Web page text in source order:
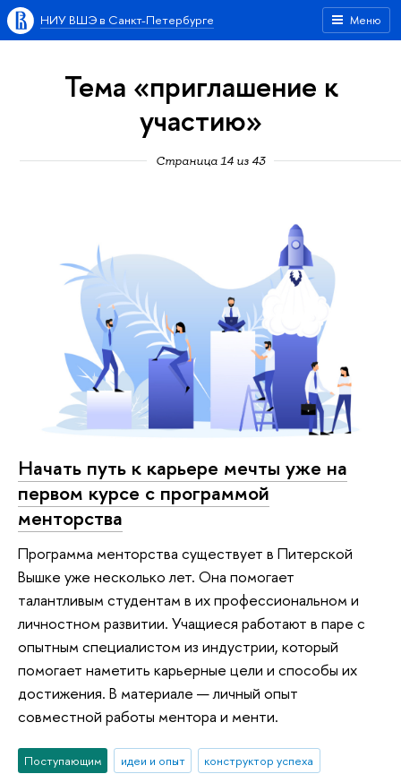
Меню
НИУ ВШЭ в Санкт-Петербурге
Тема «приглашение к
участию»
Страница 14 из 43
Начать путь к карьере мечты уже на
первом курсе с программой
менторства
Программа менторства существует в Питерской
Вышке уже несколько лет. Она помогает
талантливым студентам в их профессиональном и
личностном развитии. Учащиеся работают в паре с
опытным специалистом из индустрии, который
помогает наметить карьерные цели и способы их
достижения. В материале — личный опыт
совместной работы ментора и менти.
Поступающим идеи и опыт
конструктор успеха